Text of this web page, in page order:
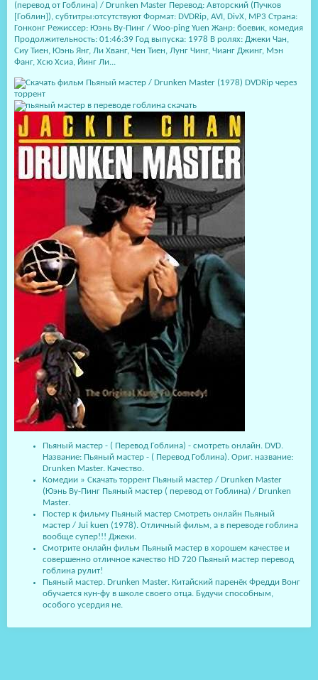
(перевод от Гоблина) / Drunken Master Перевод: Авторский (Пучков
[Гоблин]), субтитры:отсутствуют Формат: DVDRip, AVI, DivX, МР3 Страна:
Гонконг Режиссер: Юэнь Ву-Пинг / Woo-ping Yuen Жанр: боевик, комедия
Продолжительность: 01:46:39 Год выпуска: 1978 В ролях: Джеки Чан,
Сиу Тиен, Юэнь Янг, Ли Хванг, Чен Тиен, Лунг Чинг, Чианг Джинг, Мэн
Фанг, Хсю Хсиа, Йинг Ли...
Пьяный мастер - ( Перевод Гоблина) - смотреть онлайн. DVD.
Название: Пьяный мастер - ( Перевод Гоблина). Ориг. название:
Drunken Master. Качество.
Комедии » Скачать торрент Пьяный мастер / Drunken Master
(Юэнь Ву-Пинг Пьяный мастер ( перевод от Гоблина) / Drunken
Master.
Постер к фильму Пьяный мастер Смотреть онлайн Пьяный
мастер / Jui kuen (1978). Отличный фильм, а в переводе гоблина
вообще супер!!! Джеки.
Смотрите онлайн фильм Пьяный мастер в хорошем качестве и
совершенно отличное качество HD 720 Пьяный мастер перевод
гоблина рулит!
Пьяный мастер. Drunken Master. Китайский паренёк Фредди Вонг
обучается кун-фу в школе своего отца. Будучи способным,
особого усердия не.